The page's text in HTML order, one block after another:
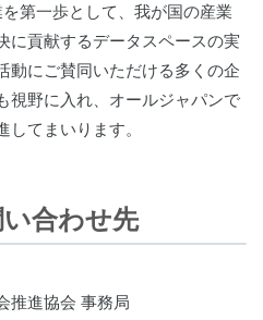
第一歩として、我が国の産業
に貢献するデータスペースの実
動にご賛同いただける多くの企
視野に入れ、オールジャパンで
てまいります。
合わせ先
推進協会 事務局